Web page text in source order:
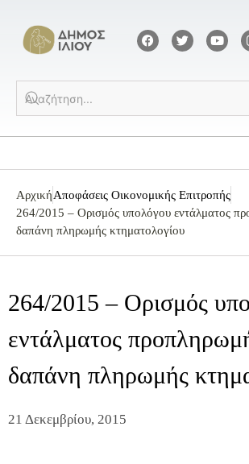
ΑρχικήΑποφάσεις Οικονομικής Επιτροπής
264/2015 – Ορισμός υπολόγου εντάλματος
δαπάνη πληρωμής κτηματολογίου
264/2015 – Ορισμός
εντάλματος
δαπάνη πληρωμής
21 Δεκεμβρίου, 2015